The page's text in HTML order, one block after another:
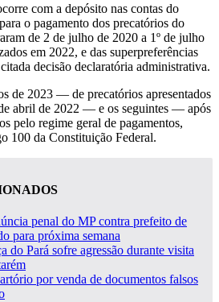
com a depósito nas contas do
o pagamento dos precatórios do
de 2 de julho de 2020 a 1º de julho
em 2022, e das superpreferências
decisão declaratória administrativa.
de 2023 — de precatórios apresentados
abril de 2022 — e os seguintes — após
pelo regime geral de pagamentos,
100 da Constituição Federal.
penal do MP contra prefeito de
para próxima semana
do Pará sofre agressão durante visita
por venda de documentos falsos